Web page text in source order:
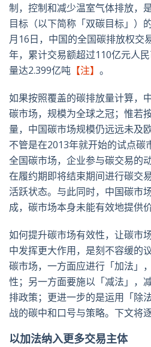
制，控制和减少温室气体排放，
目标（以下简称「双碳目标」）
月16日，中国的全国碳排放权交
年，累计交易额超过110亿元人
量达2.399亿吨 【注】 。
如果按照覆盖的碳排放量计算，
碳市场，规模为全球之冠；惟若
量，中国碳市场规模仍远远未及
不管是在2013年就开始的试点碳
全国碳市场，企业参与碳交易的
在履约期即将结束期间进行碳交
活跃状态。与此同时，中国碳市
成，碳市场本身未能有效地提供
如何提升碳市场有效性，让碳市
中发挥更大作用，是刻不容缓的
碳市场，一方面应进行「加法」
性；另一方面要施以「减法」，
排政策；更进一步的是运用「除
战的碳中和口号与策略。下文将
以加法纳入更多交易主体